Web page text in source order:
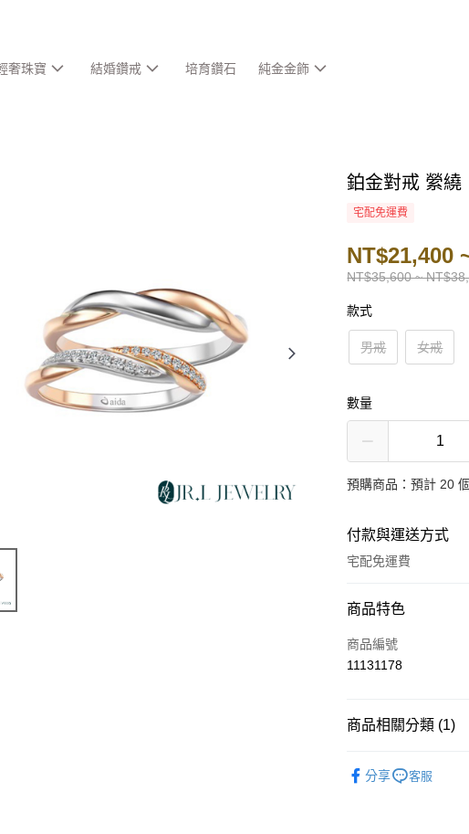
奢珠寶 結婚鑽戒 培育鑽石 純金金飾
鉑金對戒 縈繞
宅配免運費
NT$35,600 ~
NT$21,400
款式
男戒 女戒
數量
預購商品：預計 20
付款與運送方式
宅配免運費
付款方式
信用卡一次付款
本島
商品特色
商品編號
11131178
商品相關分類 (1)
分享
客服